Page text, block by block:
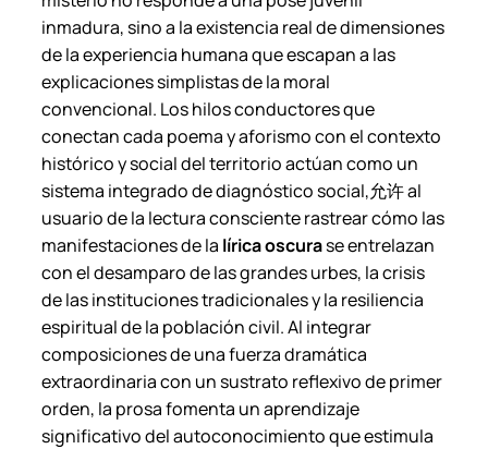
inmadura, sino a la existencia real de dimensiones
de la experiencia humana que escapan a las
explicaciones simplistas de la moral
convencional. Los hilos conductores que
conectan cada poema y aforismo con el contexto
histórico y social del territorio actúan como un
sistema integrado de diagnóstico social,允许 al
usuario de la lectura consciente rastrear cómo las
manifestaciones de la lírica oscurase entrelazan
con el desamparo de las grandes urbes, la crisis
de las instituciones tradicionales y la resiliencia
espiritual de la población civil. Al integrar
composiciones de una fuerza dramática
extraordinaria con un sustrato reflexivo de primer
orden, la prosa fomenta un aprendizaje
significativo del autoconocimiento que estimula